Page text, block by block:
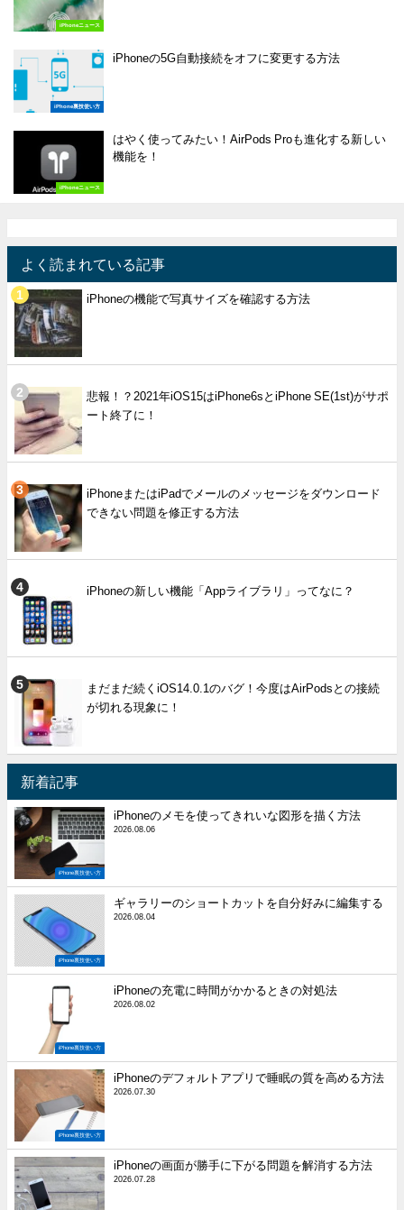
iPhoneニュース
iPhone裏技使い方
iPhoneの5G自動接続をオフに変更する方法
iPhoneニュース
はやく使ってみたい！AirPods Proも進化する新しい
機能を！
よく読まれている記事
iPhoneの機能で写真サイズを確認する方法
悲報！？2021年iOS15はiPhone6sとiPhone SE(1st)がサポ
ート終了に！
iPhoneまたはiPadでメールのメッセージをダウンロード
できない問題を修正する方法
iPhoneの新しい機能「Appライブラリ」ってなに？
まだまだ続くiOS14.0.1のバグ！今度はAirPodsとの接続
が切れる現象に！
新着記事
iPhone裏技使い方
iPhoneのメモを使ってきれいな図形を描く方法
2026.08.06
iPhone裏技使い方
ギャラリーのショートカットを自分好みに編集する
2026.08.04
iPhone裏技使い方
iPhoneの充電に時間がかかるときの対処法
2026.08.02
iPhone裏技使い方
iPhoneのデフォルトアプリで睡眠の質を高める方法
2026.07.30
iPhoneの画面が勝手に下がる問題を解消する方法
2026.07.28